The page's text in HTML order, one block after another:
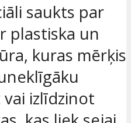
saukts par
plastiska un
kuras mērķis
izlīdzinot